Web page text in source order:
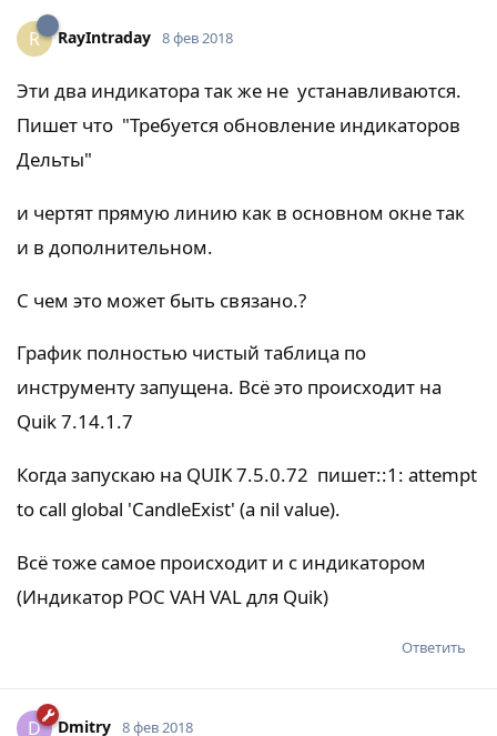
R RayIntraday 8 фев 2018
Эти два индикатора так же не устанавливаются.
Пишет что "Требуется обновление индикаторов
Дельты"
и чертят прямую линию как в основном окне так
и в дополнительном.
С чем это может быть связано.?
График полностью чистый таблица по
инструменту запущена. Всё это происходит на
Quik 7.14.1.7
Когда запускаю на QUIK 7.5.0.72 пишет::1: attempt
to call global 'CandleExist' (a nil value).
Всё тоже самое происходит и с индикатором
(Индикатор POC VAH VAL для Quik)
Ответить
D Dmitry 8 фев 2018